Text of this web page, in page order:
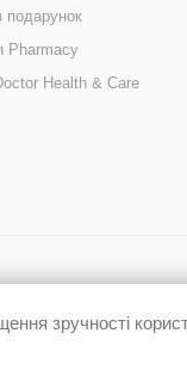
подарунок
Pharmacy
Health & Care
зручності